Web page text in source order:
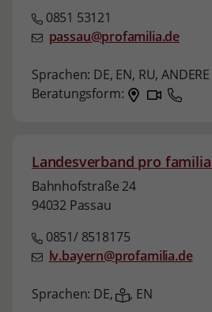
0851 53121
passau@profamilia.de
Sprachen: DE, EN, RU,ANDERE
Beratungsform:
Landesverband pro
Bahnhofstraße 24
94032 Passau
0851/ 8518175
lv.bayern@profamilia.de
Sprachen: DE, , EN